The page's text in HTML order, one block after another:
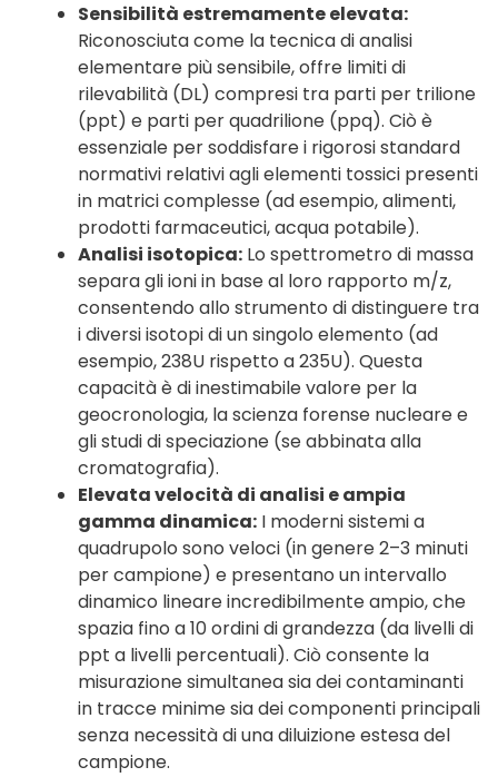
Sensibilità estremamente elevata:
Riconosciuta come la tecnica di analisi
elementare più sensibile, offre limiti di
rilevabilità (DL) compresi tra parti per trilione
(ppt) e parti per quadrilione (ppq). Ciò è
essenziale per soddisfare i rigorosi standard
normativi relativi agli elementi tossici presenti
in matrici complesse (ad esempio, alimenti,
prodotti farmaceutici, acqua potabile).
Analisi isotopica: Lo spettrometro di massa
separa gli ioni in base al loro rapporto m/z,
consentendo allo strumento di distinguere tra
i diversi isotopi di un singolo elemento (ad
esempio, 238U rispetto a 235U). Questa
capacità è di inestimabile valore per la
geocronologia, la scienza forense nucleare e
gli studi di speciazione (se abbinata alla
cromatografia).
Elevata velocità di analisi e ampia
gamma dinamica: I moderni sistemi a
quadrupolo sono veloci (in genere 2–3 minuti
per campione) e presentano un intervallo
dinamico lineare incredibilmente ampio, che
spazia fino a 10 ordini di grandezza (da livelli di
ppt a livelli percentuali). Ciò consente la
misurazione simultanea sia dei contaminanti
in tracce minime sia dei componenti principali
senza necessità di una diluizione estesa del
campione.